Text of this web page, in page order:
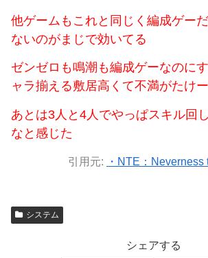
他ゲームもこれと同じく編成ゲー
ないのがまじで効いてる
ゼンゼロも鳴潮も編成ゲーなのに
ャラ揃える敷居高くて不満がたけ
あとは3人と4人でやっぱスキル回
なと感じた
引用元: ・NTE：
システム
シェアする